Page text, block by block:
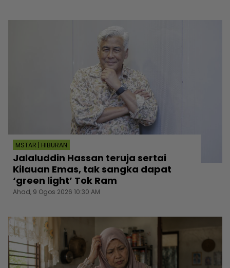
MSTAR | HIBURAN
Jalaluddin Hassan teruja sertai
Kilauan Emas, tak sangka dapat
‘green light’ Tok Ram
Ahad, 9 Ogos 2026 10:30 AM